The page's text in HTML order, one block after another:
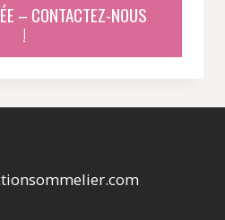
est :
242,48 €.
– CONTACTEZ-NOUS
!